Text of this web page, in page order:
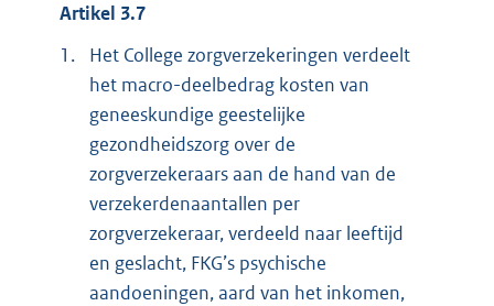
Artikel 3.7
1.
Het College zorgverzekeringen verdeelt
het macro-deelbedrag kosten van
geneeskundige geestelijke
gezondheidszorg over de
zorgverzekeraars aan de hand van de
verzekerdenaantallen per
zorgverzekeraar, verdeeld naar leeftijd
en geslacht, FKG’s psychische
aandoeningen, aard van het inkomen,